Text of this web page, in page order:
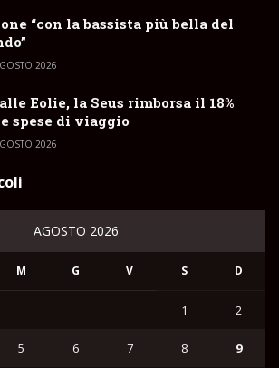
“con la bassista più bella del
2026
Eolie, la Seus rimborsa il 18%
spese di viaggio
2026
AGOSTO 2026
M G V S D
1 2
5 6 7 8 9